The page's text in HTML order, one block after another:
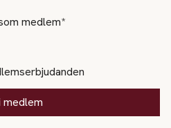
medlem*
medlem